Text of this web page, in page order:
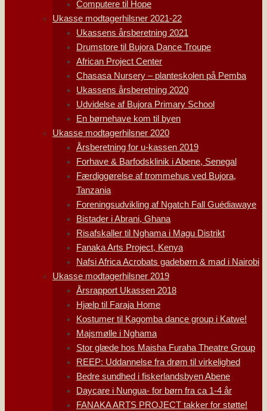
Computere til Hope
Ukasse modtagerhilsner 2021-22
Ukassens årsberetning 2021
Drumstore til Bujora Dance Troupe
African Project Center
Chasasa Nursery – planteskolen på Pemba
Ukassens årsberetning 2020
Udvidelse af Bujora Primary School
En børnehave kom til byen
Ukasse modtagerhilsner 2020
Årsberetning for u-kassen 2019
Forhave & Barfodsklinik i Abene, Senegal
Færdiggørelse af trommehus ved Bujora,
Tanzania
Foreningsudvikling af Ngatch Fall Guédiawaye
Bistader i Abrani, Ghana
Risafskaller til Nghama i Magu Distrikt
Fanaka Arts Project, Kenya
Nafsi Africa Acrobats gadebørn & mad i Nairobi
Ukasse modtagerhilsner 2019
Årsrapport Ukassen 2018
Hjælp til Faraja Home
Kostumer til Kagomba dance group i Katwe!
Majsmølle i Nghama
Stor glæde hos Maisha Furaha Theatre Group
REEP: Uddannelse fra drøm til virkelighed
Bedre sundhed i fiskerlandsbyen Abene
Daycare i Nungua- for børn fra ca 1-4 år
FANAKA ARTS PROJECT takker for støtte!